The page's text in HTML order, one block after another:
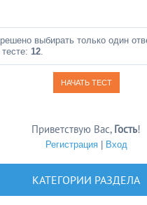
выбирать только один
12.
Приветствую Вас, Гость!
Регистрация| Вход
КАТЕГОРИИ РАЗДЕЛА